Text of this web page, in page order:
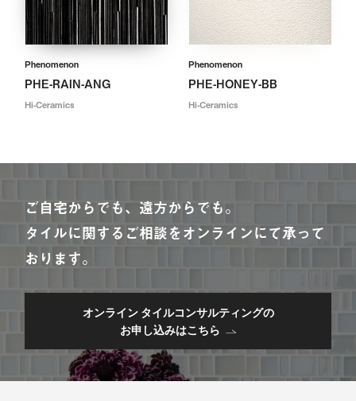
Phenomenon
PHE-RAIN-ANG
Hi-Ceramics
Phenomenon
PHE-HONEY-BB
Hi-Ceramics
ご自宅からでも、遠方からでも。
タイルに関するご相談をオンラインにて承って
おります。
オンライン タイルコンサルティングの
お申し込みはこちら